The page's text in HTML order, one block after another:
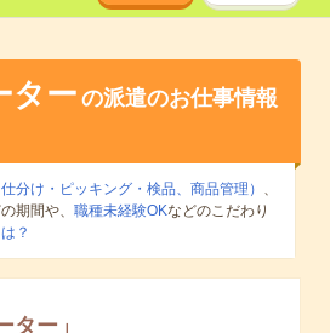
ター の派遣のお仕事情報
分け・ピッキング・検品、商品管理） 、
期間や、 職種未経験OKなどのこだわり
？
ター 」